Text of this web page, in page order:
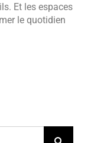
Et les espaces
le quotidien